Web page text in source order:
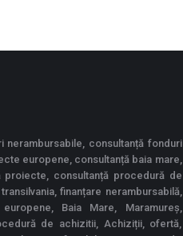
nerambursabile, consultanță fonduri
europene, consultanță baia mare,
proiecte, consultanță procedură de
finanțare nerambursabilă,
Baia Mare, Maramureș,
de achizitii, Achiziții, ofertă,